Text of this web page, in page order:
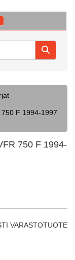
F 1994-1997
750 F 1994-
VARASTOTUOTE